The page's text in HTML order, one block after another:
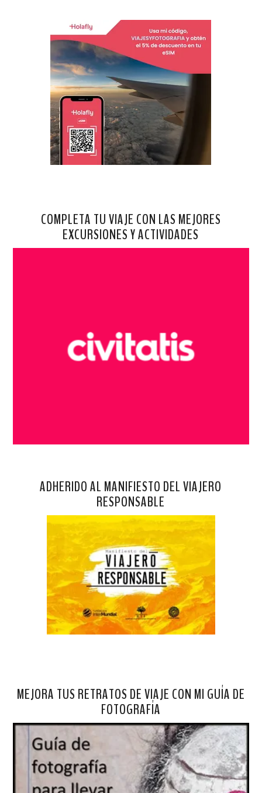
COMPLETA TU VIAJE CON LAS MEJORES
EXCURSIONES Y ACTIVIDADES
ADHERIDO AL MANIFIESTO DEL VIAJERO
RESPONSABLE
MEJORA TUS RETRATOS DE VIAJE CON MI GUÍA DE
FOTOGRAFÍA